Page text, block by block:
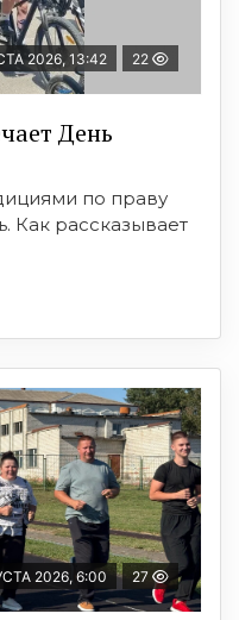
2026, 13:42 22
День
по праву
Как рассказывает
2026, 6:00 27